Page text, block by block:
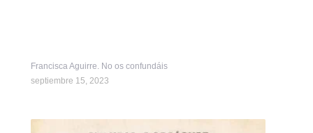
Francisca Aguirre. No os confundáis
septiembre 15, 2023